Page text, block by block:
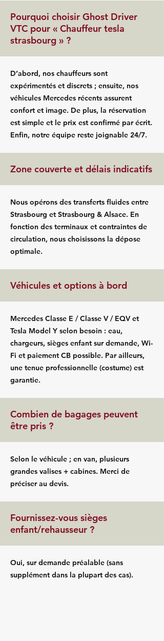
Pourquoi choisir Ghost Driver
VTC pour « Chauffeur tesla
strasbourg » ?
D’abord, nos chauffeurs sont
expérimentés et discrets ; ensuite, nos
véhicules Mercedes récents assurent
confort et image. De plus, la réservation
est simple et le prix est confirmé par écrit.
Enfin, notre équipe reste joignable 24/7.
Zone couverte et délais indicatifs
Nous opérons des transferts fluides entre
Strasbourg et Strasbourg & Alsace. En
fonction des terminaux et contraintes de
circulation, nous choisissons la dépose
optimale.
Véhicules et options à bord
Mercedes Classe E / Classe V / EQV et
Tesla Model Y selon besoin : eau,
chargeurs, sièges enfant sur demande, Wi-
Fi et paiement CB possible. Par ailleurs,
une tenue professionnelle (costume) est
garantie.
Combien de bagages peuvent
être pris ?
Selon le véhicule ; en van, plusieurs
grandes valises + cabines. Merci de
préciser au devis.
Fournissez-vous sièges
enfant/rehausseur ?
Oui, sur demande préalable (sans
supplément dans la plupart des cas).